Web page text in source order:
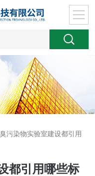
污染物实验室建设都引用
都引用哪些标